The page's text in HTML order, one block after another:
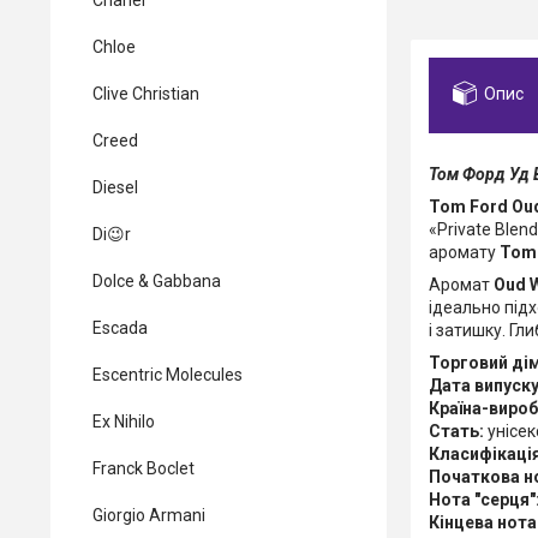
Опис
Том Форд Уд
Tom Ford
«Private
аромату
Аромат Oud
ідеально
і затишку.
Торговий
Дата
Країна-
Стать:
Початкова
Нота
Кінцева
Chloe
Clive Christian
Creed
Diesel
Di😉r
Dolce & Gabbana
Escada
Escentric Molecules
Ex Nihilo
Franck Boclet
Giorgio Armani